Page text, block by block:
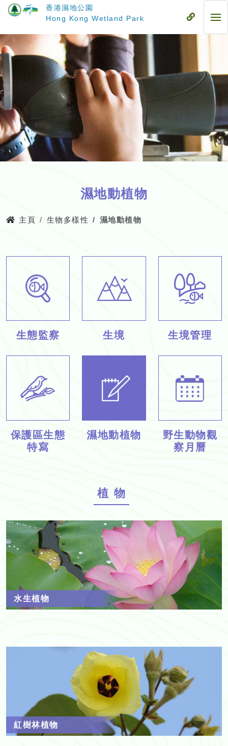
要
內
容
香港濕地公園
Hong Kong Wetland Park
流
流
動
濕地動植物
主頁 生物多樣性 濕地動植物
生態監察 生境 生境管理
保護區生態
特寫
濕地動植物
野生動物觀
察月曆
植物
水生植物
紅樹林植物